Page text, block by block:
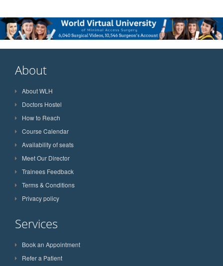
About
About WLH
Doctors Hostel
How to Reach
Course Calendar
Availability of seats
Meet Our Director
Trainees Feedback
Terms & Conditions
Privacy policy
Services
Book an Appointment
Refer a Patient